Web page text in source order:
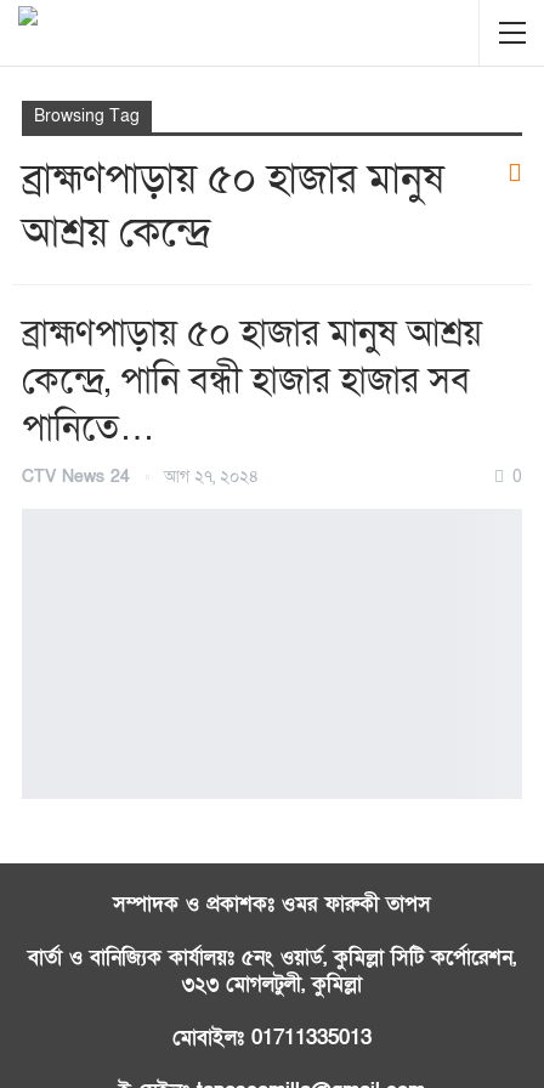
Browsing Tag
ব্রাহ্মণপাড়ায় ৫০ হাজার মানুষ
আশ্রয় কেন্দ্রে
ব্রাহ্মণপাড়ায় ৫০ হাজার মানুষ আশ্রয়
কেন্দ্রে, পানি বন্ধী হাজার হাজার সব
পানিতে…
CTV News 24 আগ ২৭, ২০২৪ 0
সম্পাদক ও প্রকাশকঃ ওমর ফারুকী তাপস
বার্তা ও বানিজ্যিক কার্যালয়ঃ ৫নং ওয়ার্ড, কুমিল্লা সিটি কর্পোরেশন,
৩২৩ মোগলটুলী, কুমিল্লা
মোবাইলঃ 01711335013